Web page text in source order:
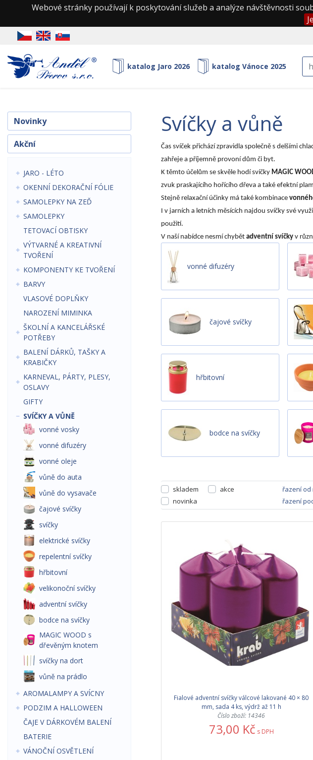
Webové stránky používají k poskytování služeb a analýze návštěvnosti
katalog Jaro 2026 katalog Vánoce 2025
Novinky
Akční
JARO - LÉTO
OKENNÍ DEKORAČNÍ FÓLIE
SAMOLEPKY NA ZEĎ
SAMOLEPKY
TETOVACÍ OBTISKY
VÝTVARNÉ A KREATIVNÍ
TVOŘENÍ
KOMPONENTY KE TVOŘENÍ
BARVY
VLASOVÉ DOPLŇKY
NAROZENÍ MIMINKA
ŠKOLNÍ A KANCELÁŘSKÉ
POTŘEBY
BALENÍ DÁRKŮ, TAŠKY A
KRABIČKY
KARNEVAL, PÁRTY, PLESY,
OSLAVY
GIFTY
SVÍČKY A VŮNĚ
vonné vosky
vonné difuzéry
vonné oleje
vůně do auta
vůně do vysavače
čajové svíčky
svíčky
elektrické svíčky
repelentní svíčky
hřbitovní
velikonoční svíčky
adventní svíčky
bodce na svíčky
MAGIC WOOD s
dřevěným knotem
svíčky na dort
vůně na prádlo
AROMALAMPY A SVÍCNY
PODZIM A HALLOWEEN
ČAJE V DÁRKOVÉM BALENÍ
BATERIE
VÁNOČNÍ OSVĚTLENÍ
svíčky a vůně
Čas svíček přichází zpravidla společně s delšími
zahřeje a příjemně provoní dům či byt.
K těmto účelům se skvěle hodí svíčky MAGIC
zvuk praskajícího hořícího dřeva a také efektní
Stejně relaxační účinky má také kombinace
I v jarních a letních měsících najdou svíčky své
použití.
V naší nabídce nesmí chybět adventní svíčky v
vonné difuzéry
čajové svíčky
hřbitovní
bodce na svíčky
skladem
akce
novinka
řazení od
řazení
Fialové adventní svíčky válcové lakované 40 × 80
mm, sada 4 ks, výdrž až 11 h
Číslo zboží: 14346
73,00 Kč s DPH